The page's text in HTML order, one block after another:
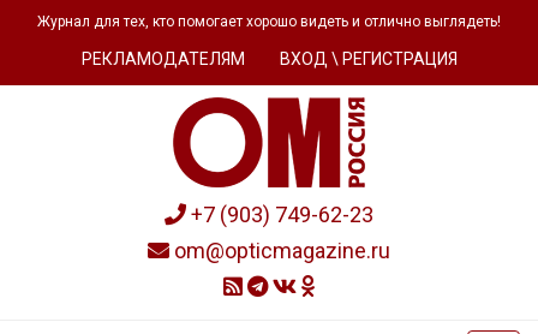
Журнал для тех, кто помогает хорошо видеть и отлично выглядеть!
РЕКЛАМОДАТЕЛЯМ ВХОД \ РЕГИСТРАЦИЯ
+7 (903) 749-62-23
om@opticmagazine.ru